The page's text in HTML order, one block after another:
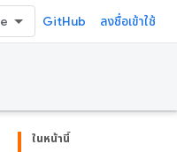
GitHub ลงชื่อเข้าใช้
ในหน้านี้